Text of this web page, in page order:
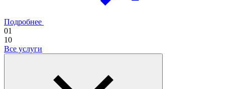
Подробнее
01
10
Все услуги